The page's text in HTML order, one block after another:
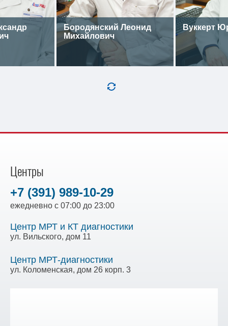
Бородянский Леонид
Михайлович
Вуккерт
Центры
+7 (391) 989-10-29
ежедневно с 07:00 до 23:00
Центр МРТ и КТ диагностики
ул. Вильского, дом 11
Центр МРТ-диагностики
ул. Коломенская, дом 26 корп. 3